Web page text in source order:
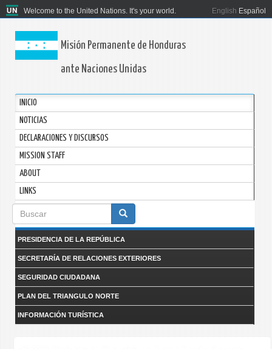
Welcome to the United Nations. It's your world. English Español
Misión Permanente de Honduras
ante Naciones Unidas
INICIO
NOTICIAS
DECLARACIONES Y DISCURSOS
MISSION STAFF
ABOUT
LINKS
Formulario
de
búsqueda
PRESIDENCIA DE LA REPÚBLICA
SECRETARÍA DE RELACIONES EXTERIORES
SEGURIDAD CIUDADANA
PLAN DEL TRIANGULO NORTE
INFORMACIÓN TURÍSTICA